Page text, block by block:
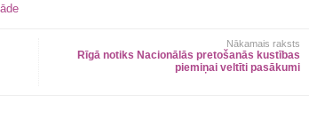
Nākamais raksts
Rīgā notiks Nacionālās pretošanās kustības
piemiņai veltīti pasākumi